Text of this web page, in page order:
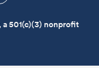
501(c)(3) nonprofit